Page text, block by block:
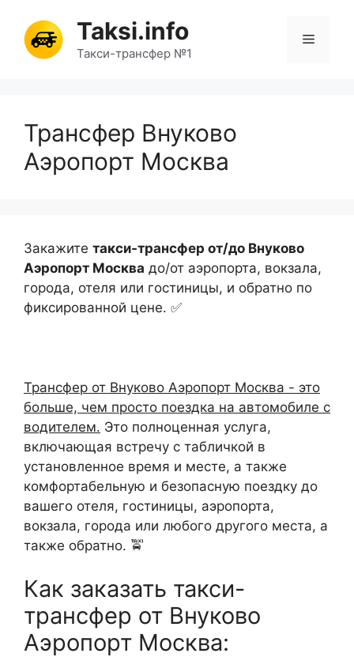
содержимому
Taksi.info
Такси-трансфер №1
Меню
Трансфер Внуково
Аэропорт Москва
Закажите такси-трансфер от/до Внуково
Аэропорт Москва до/от аэропорта, вокзала,
города, отеля или гостиницы, и обратно по
фиксированной цене. ✅
Трансфер от Внуково Аэропорт Москва - это
больше, чем просто поездка на автомобиле с
водителем. Это полноценная услуга,
включающая встречу с табличкой в
установленное время и месте, а также
комфортабельную и безопасную поездку до
вашего отеля, гостиницы, аэропорта,
вокзала, города или любого другого места, а
также обратно. 🚖
Как заказать такси-
трансфер от Внуково
Аэропорт Москва: